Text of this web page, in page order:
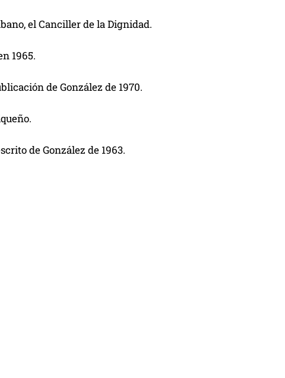
el Canciller de la Dignidad.
1965.
de González de 1970.
de González de 1963.